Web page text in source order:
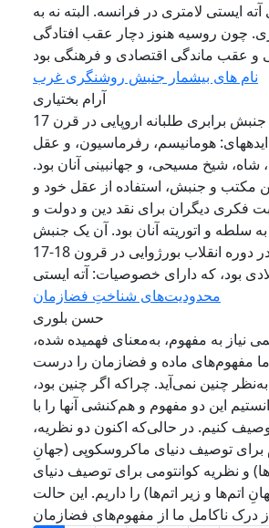
ایستی لامتری در فرانسه. البته نه به
چون روسیه هنوز دچار عقب افتادگی
نام های بیشمار جنبش روشنگری غرب
آرام بختیاری
روشنگری، جنبش برابری طلبانه اروپایی در قرن 17
هومانیسم، رفرماسیون، و عقل
شاه، شیخ مسیحی، و جهانبینی آنان بود.
مکتب و جنبش، استفاده از عقل خود و
فکری دیگران برای نقد دین و دولت و
به سلطه و اتوریته آنان بود. آن یک جنبش
مترقی بورژوایی در دوره انقلاب بورژوایی در قرون 18-17
محدودیت‌های شناختِ فضازمان
حسن بلوری
نیاز به مفهوم‌، به‌معنای فهمیده شده،
ما مفهوم‌های ماده و فضازمان را درست
چنین نمی‌آید. چراکه اگر چنین بود،
این دو مفهوم و هم‌کنشی آنها را با
کنیم. در حالی‌که اکنون دو نظریه،
توصیف دنیای ماکروسکوپی (جهانِ
و نظریه کوانتومی برای توصیف دنیای
اتم‌ها و زیر اتم‌ها) را داریم. این حالت